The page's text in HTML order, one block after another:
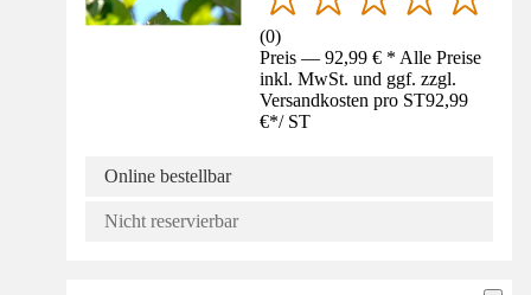
(0)
Preis — 92,99 € * Alle Preise
inkl. MwSt. und ggf. zzgl.
Versandkosten pro ST92,99
€*/ ST
Online bestellbar
Nicht reservierbar